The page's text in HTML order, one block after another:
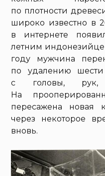
по плотности
широко известно в
в интернете
летним
году мужчина
по удалению шести
с головы,
На
пересажена новая
через некоторое
вновь.